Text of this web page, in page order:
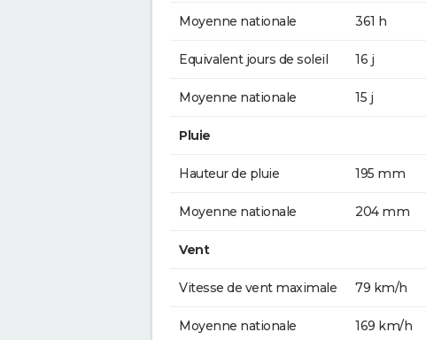
Moyenne nationale 361 h
Equivalent jours de soleil 16 j
Moyenne nationale 15 j
Pluie
Hauteur de pluie 195 mm
Moyenne nationale 204 mm
Vent
Vitesse de vent maximale 79 km/h
Moyenne nationale 169 km/h